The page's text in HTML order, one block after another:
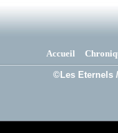
Accueil
©Les Eternels